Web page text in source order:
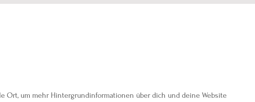
Ort, um mehr Hintergrundinformationen über dich und deine Website